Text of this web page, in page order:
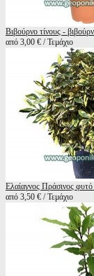
Βιβούρνο τίνους -
από 3,00 € / Τεμάχιο
Ελαίαγνος Πράσινος
από 3,50 € / Τεμάχιο